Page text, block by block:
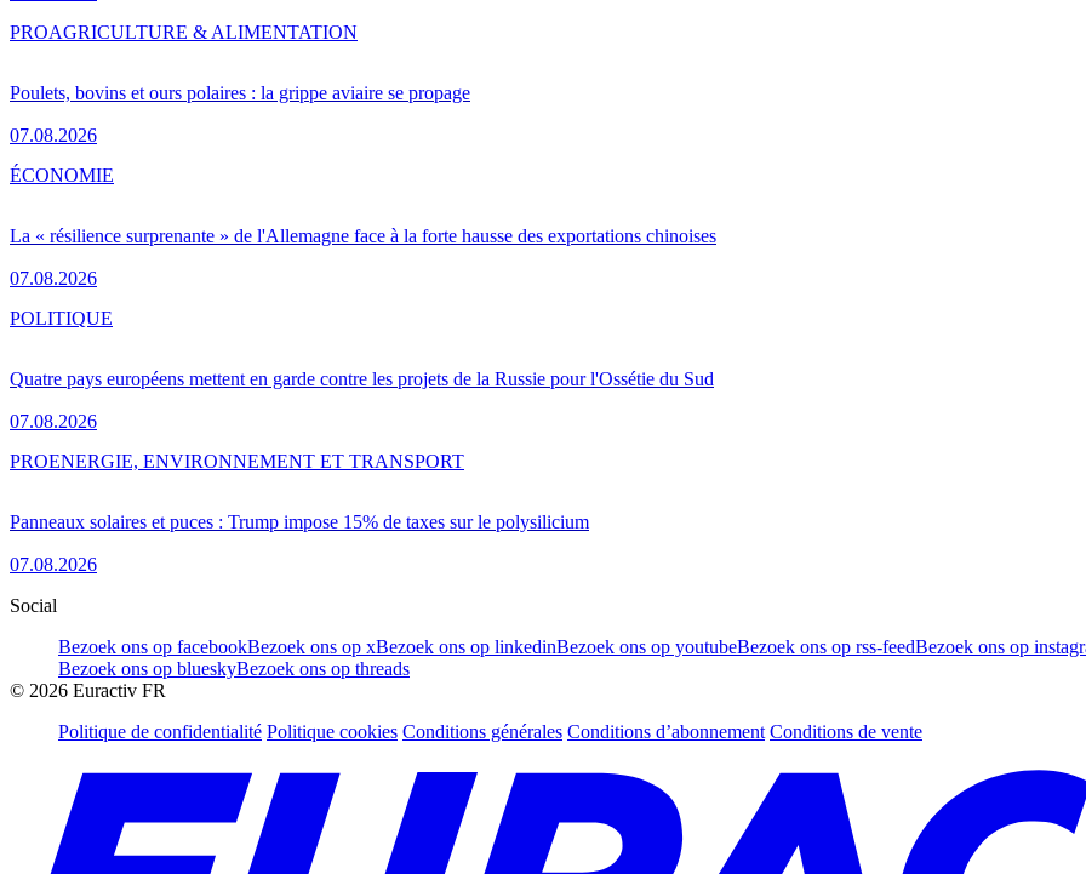
Poulets, bovins et ours polaires : la grippe aviaire se propage
07.08.2026
PROAGRICULTURE & ALIMENTATION
La « résilience surprenante » de l'Allemagne face à la forte hausse des exportations chinoises
07.08.2026
ÉCONOMIE
Quatre pays européens mettent en garde contre les projets de la Russie pour l'Ossétie du Sud
07.08.2026
POLITIQUE
Panneaux solaires et puces : Trump impose 15% de taxes sur le polysilicium
07.08.2026
PROENERGIE, ENVIRONNEMENT ET TRANSPORT
Social
Bezoek ons op facebookBezoek ons op xBezoek ons op linkedinBezoek ons op youtubeBezoek ons op rss-feedBezoek ons op
Bezoek ons op blueskyBezoek ons op threads
© 2026 Euractiv FR
Politique de confidentialité Politique cookies Conditions générales Conditions d’abonnement Conditions de vente